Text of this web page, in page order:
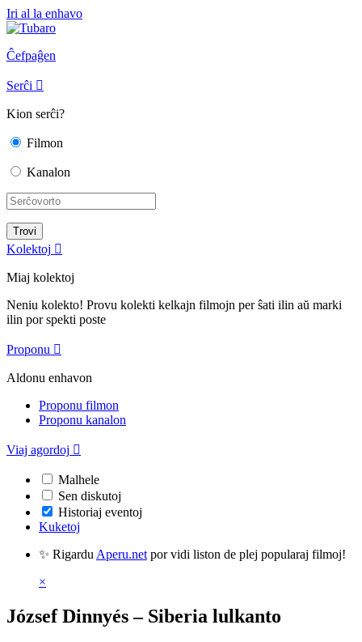
Iri al la enhavo
Ĉefpaĝen
Serĉi 
Kion serĉi?
Filmon
Kanalon
Kolektoj 
Miaj kolektoj
Neniu kolekto! Provu kolekti kelkajn filmojn per ŝati ilin aŭ marki
ilin por spekti poste
Proponu 
Aldonu enhavon
Proponu filmon
Proponu kanalon
Viaj agordoj 
Malhele
Sen diskutoj
Historiaj eventoj
Kuketoj
✨ Rigardu Aperu.net por vidi liston de plej popularaj filmoj!
×
József Dinnyés – Siberia lulkanto